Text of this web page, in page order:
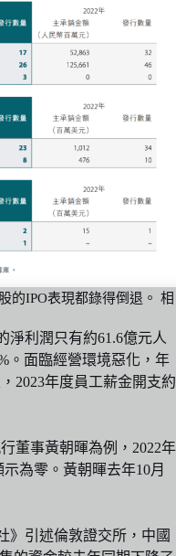
的IPO表現都錄得倒退。 相
淨利潤只有約61.6億元人
。面臨經營環境惡化，年
2023年度員工薪金開支約
董事黃朝暉為例，2022年
為零。黃朝暉去年10月
》引述倫敦證交所，中國